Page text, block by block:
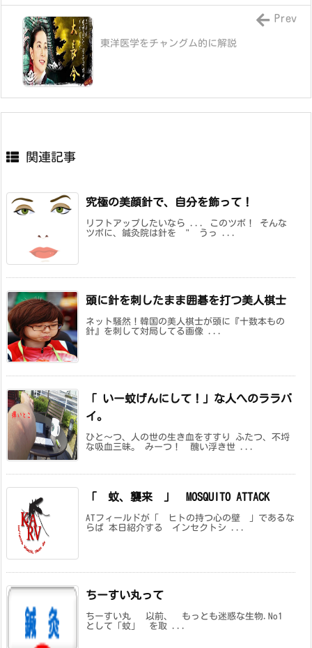
東洋医学をチャングム的に解説
Prev
関連記事
究極の美顔針で、自分を飾って！
リフトアップしたいなら ... このツボ！ そんな
ツボに、鍼灸院は針を " うっ ...
頭に針を刺したまま囲碁を打つ美人棋士
ネット騒然！韓国の美人棋士が頭に『十数本もの
針』を刺して対局してる画像 ...
「 いー蚊げんにして！」な人へのララバ
イ。
ひと～つ、人の世の生き血をすすり ふたつ、不埒
な吸血三昧。 みーつ！ 醜い浮き世 ...
「 蚊、襲来 」 MOSQUITO ATTACK
ATフィールドが「 ヒトの持つ心の壁 」であるな
らば 本日紹介する インセクトシ ...
ちーすい丸って
ちーすい丸 以前、 もっとも迷惑な生物.No1
として「蚊」 を取 ...